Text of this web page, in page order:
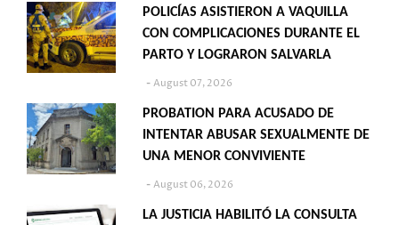
POLICÍAS ASISTIERON A VAQUILLA
CON COMPLICACIONES DURANTE EL
PARTO Y LOGRARON SALVARLA
August 07, 2026
PROBATION PARA ACUSADO DE
INTENTAR ABUSAR SEXUALMENTE DE
UNA MENOR CONVIVIENTE
August 06, 2026
LA JUSTICIA HABILITÓ LA CONSULTA